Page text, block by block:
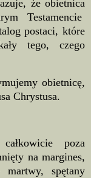
że obietnica
Testamencie
postaci, które
tego, czego
obietnicę,
Chrystusa.
poza
na margines,
martwy, spętany